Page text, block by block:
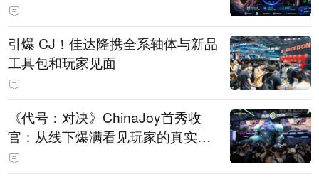
引爆 CJ！佳达隆携全系轴体与新品
工具包和玩家见面
《代号：对决》ChinaJoy首秀收
官：从线下爆满看见玩家的真实期
待